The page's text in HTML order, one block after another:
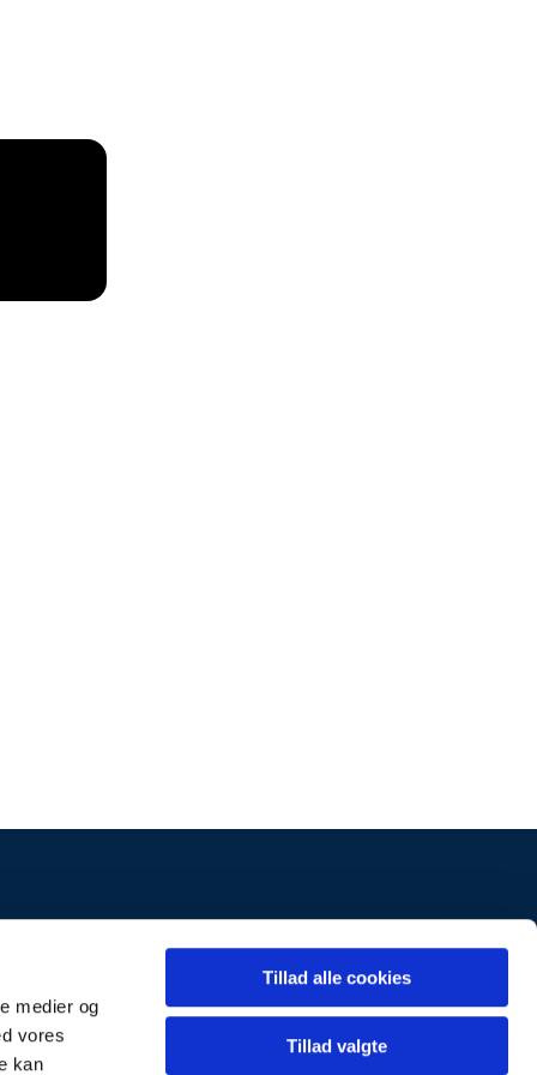
medier og
vores
kan
Tillad alle cookies
Tillad valgte